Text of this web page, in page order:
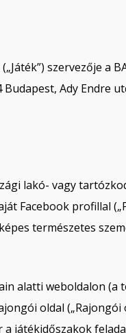
szervezője a
Ady Endre
lakó- vagy
Facebook profillal
természetes
alatti weboldalon (a
oldal
játékidőszakok